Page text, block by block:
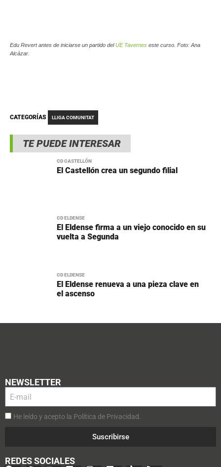
TE PUEDE INTERESAR
CD CASTELLÓN
El Castellón crea un segundo filial
CD ELDENSE
El Eldense firma a un viejo conocido en su
vuelta a Segunda
CD ELDENSE
El Eldense renueva a una pieza clave en
el ascenso
Edu Revert antes de iniciarse un partido delUE Tavernes este curso. Foto: Ana
Alcázar.
CATEGORÍAS LLIGA COMUNITAT
NEWSLETTER
He leído y acepto la Política de Privacidad.
Suscribirse
REDES SOCIALES